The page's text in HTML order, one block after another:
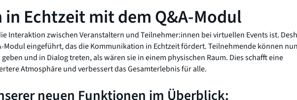
Echtzeit mit dem Q&A-Modul
Interaktion zwischen Veranstaltern und Teilnehmer:innen bei virtuellen Events ist.
Modul eingeführt, das die Kommunikation in Echtzeit fördert. Teilnehmende können nun
und in Dialog treten, als wären sie in einem physischen Raum. Dies schafft eine
Atmosphäre und verbessert das Gesamterlebnis für alle.
neuen Funktionen im Überblick: